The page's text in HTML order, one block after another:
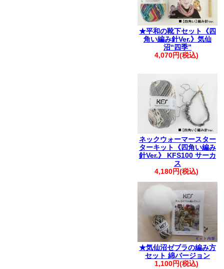
★平和の靴下セット《四
角い編み針Ver.》気仙
沼“四季”
4,070円(税込)
ネックウォーマースター
ターキット《四角い編み
針Ver.》 KFS100 サーカ
ス
4,180円(税込)
★気仙沼ゼブラの編み方
セット 綿バージョン
1,100円(税込)